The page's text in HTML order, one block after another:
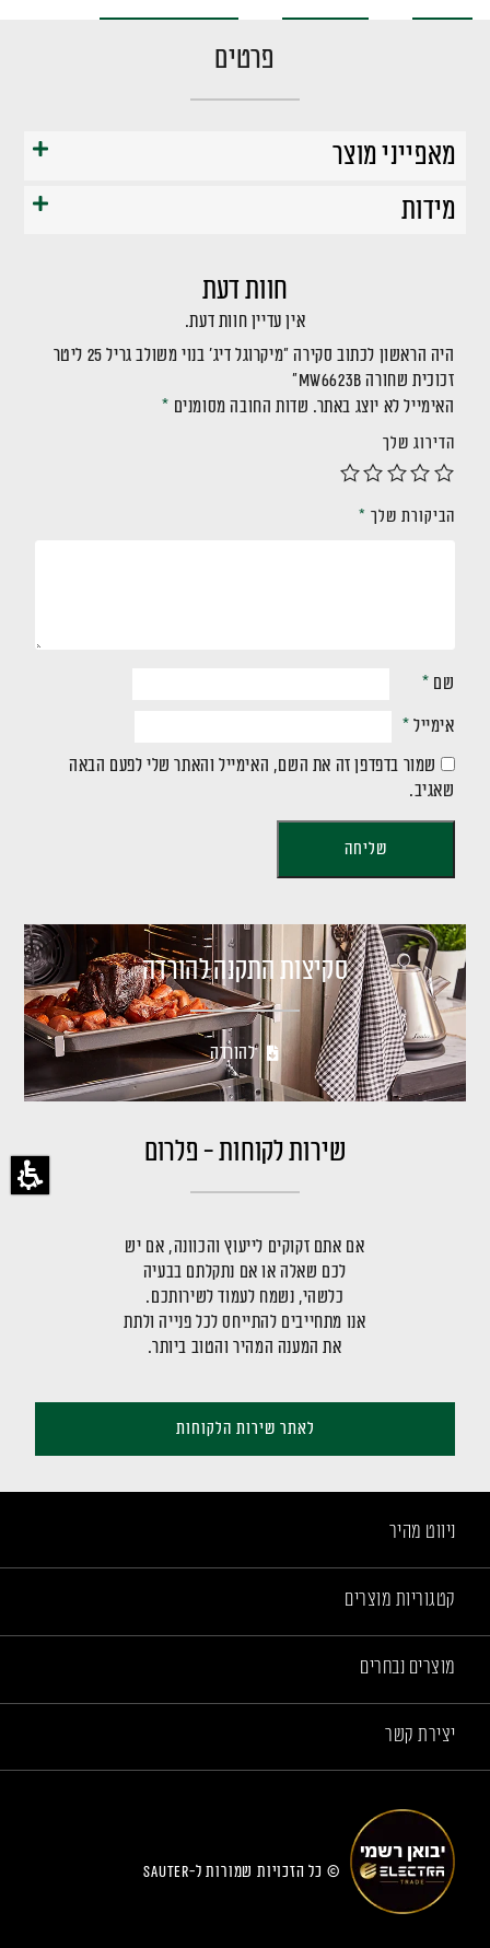
פרטים
מאפייני מוצר
מידות
חוות דעת
אין עדיין חוות דעת.
היה הראשון לכתוב סקירה “מיקרוגל דיג' בנוי משולב גריל 25 ליטר
זכוכית שחורה MW6623B”
האימייל לא יוצג באתר. שדות החובה מסומנים *
הדירוג שלך
הביקורת שלך *
שם *
אימייל *
שמור בדפדפן זה את השם, האימייל והאתר שלי לפעם הבאה
שאגיב.
סקיצות התקנה להורדה
להורדה
שירות לקוחות - פלרום
אם אתם זקוקים לייעוץ והכוונה, אם יש
לכם שאלה או אם נתקלתם בבעיה
כלשהי, נשמח לעמוד לשירותכם.
אנו מתחייבים להתייחס לכל פנייה ולתת
את המענה המהיר והטוב ביותר.
לאתר שירות הלקוחות
ניווט מהיר
קטגוריות מוצרים
מוצרים נבחרים
יצירת קשר
© כל הזכויות שמורות ל-sauter